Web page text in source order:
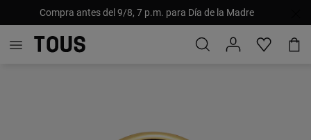
Compra antes del 9/8, 7 p.m. para Día de la Madre